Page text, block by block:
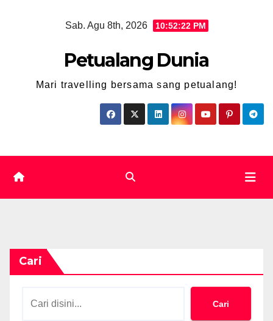
Sab. Agu 8th, 2026 10:52:23 PM
Petualang Dunia
Mari travelling bersama sang petualang!
Cari
Cari